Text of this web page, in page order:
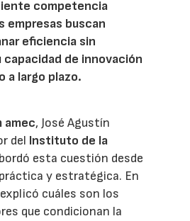
competencia
empresas buscan
eficiencia sin
de innovación
a largo plazo.
amec, José Agustín
del Instituto de la
esta cuestión desde
y estratégica. En
cuáles son los
que condicionan la